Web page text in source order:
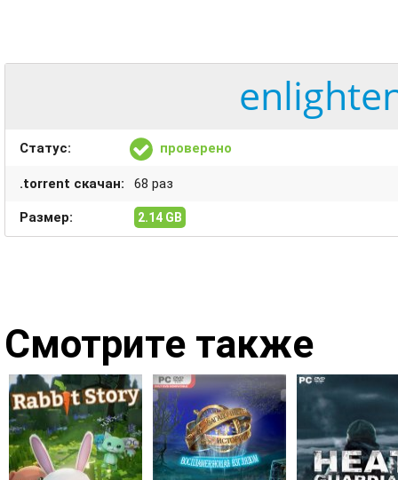
Статус: проверено
.torrent скачан: 68 раз
Размер: 2.14 GB
Смотрите также